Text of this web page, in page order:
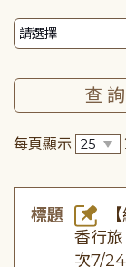
每頁顯示
標題
香行
次7/